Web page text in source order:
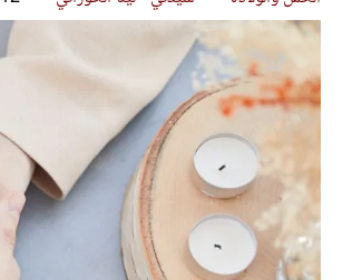
قصص ملهمة
شباب وبنات
علاقات زوجية